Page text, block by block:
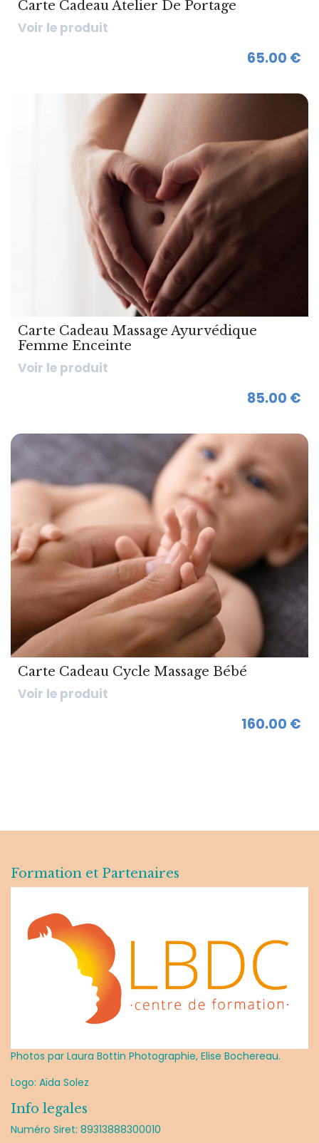
Carte Cadeau Atelier De Portage
Voir le produit
65.00 €
Carte Cadeau Massage Ayurvédique
Femme Enceinte
Voir le produit
85.00 €
Carte Cadeau Cycle Massage Bébé
Voir le produit
160.00 €
Formation et Partenaires
Photos par Laura Bottin Photographie, Elise Bochereau.
Logo: Aïda Solez
Info legales
Numéro Siret: 89313888300010